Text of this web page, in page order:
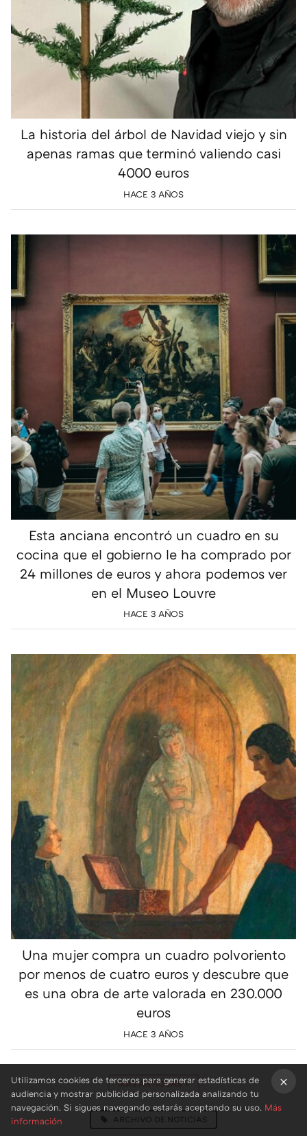
La historia del árbol de Navidad viejo y sin
apenas ramas que terminó valiendo casi
4000 euros
HACE 3 AÑOS
Esta anciana encontró un cuadro en su
cocina que el gobierno le ha comprado por
24 millones de euros y ahora podemos ver
en el Museo Louvre
HACE 3 AÑOS
Una mujer compra un cuadro polvoriento
por menos de cuatro euros y descubre que
es una obra de arte valorada en 230.000
euros
HACE 3 AÑOS
MÁS ANTIGUAS»
ARCHIVO DE NOTICIAS
Utilizamos cookies de terceros para generar estadísticas de
audiencia y mostrar publicidad personalizada analizando tu
navegación. Si sigues navegando estarás aceptando su uso. Más
información